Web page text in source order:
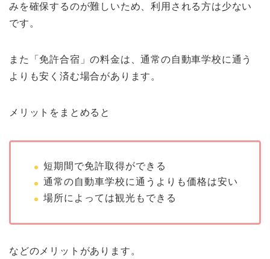
みを確保するのが難しいため、利用される方は少ない
です。
また「免許合宿」の料金は、通常の自動車学校に通う
よりも安く済む場合があります。
メリットをまとめると
短期間で免許取得ができる
通常の自動車学校に通うよりも価格は安い
場所によっては観光もできる
などのメリットがあります。